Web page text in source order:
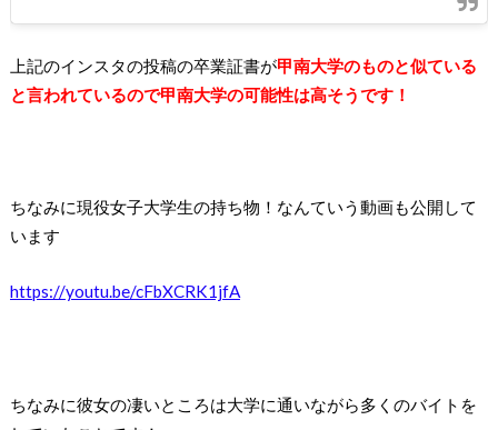
上記のインスタの投稿の卒業証書が甲南大学のものと似ている
と言われているので甲南大学の可能性は高そうです！
ちなみに現役女子大学生の持ち物！なんていう動画も公開して
います
https://youtu.be/cFbXCRK1jfA
ちなみに彼女の凄いところは大学に通いながら多くのバイトを